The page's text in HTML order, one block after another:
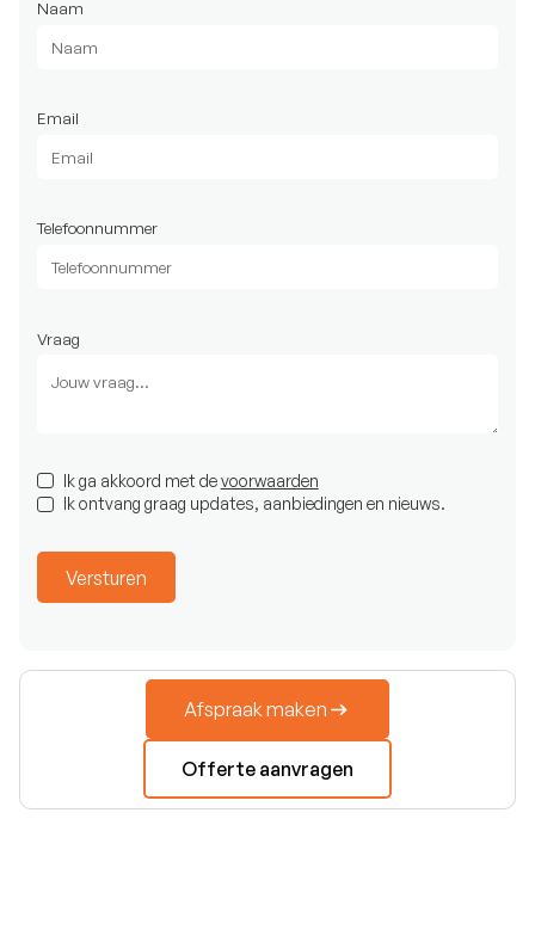
Naam
Email
Telefoonnummer
Vraag
Ik ga akkoord met devoorwaarden
Ik ontvang graag updates, aanbiedingen en nieuws.
Afspraak maken
Offerte aanvragen